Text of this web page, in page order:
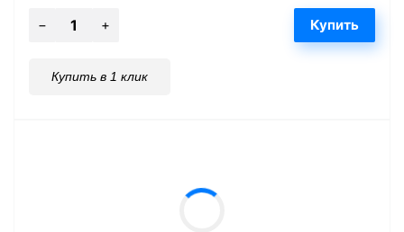
Купить в 1 клик